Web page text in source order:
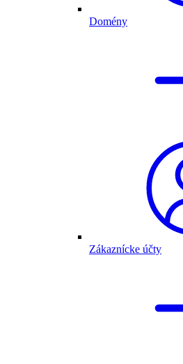
Domény
Zákaznícke účty